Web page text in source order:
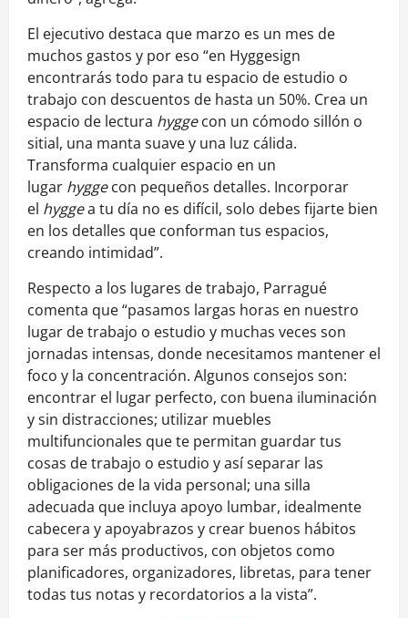
El ejecutivo destaca que marzo es un mes de
muchos gastos y por eso “en Hyggesign
encontrarás todo para tu espacio de estudio o
trabajo con descuentos de hasta un 50%. Crea un
espacio de lectura hyggecon un cómodo sillón o
sitial, una manta suave y una luz cálida.
Transforma cualquier espacio en un
lugar hyggecon pequeños detalles. Incorporar
el hyggea tu día no es difícil, solo debes fijarte bien
en los detalles que conforman tus espacios,
creando intimidad”.
Respecto a los lugares de trabajo, Parragué
comenta que “pasamos largas horas en nuestro
lugar de trabajo o estudio y muchas veces son
jornadas intensas, donde necesitamos mantener el
foco y la concentración. Algunos consejos son:
encontrar el lugar perfecto, con buena iluminación
y sin distracciones; utilizar muebles
multifuncionales que te permitan guardar tus
cosas de trabajo o estudio y así separar las
obligaciones de la vida personal; una silla
adecuada que incluya apoyo lumbar, idealmente
cabecera y apoyabrazos y crear buenos hábitos
para ser más productivos, con objetos como
planificadores, organizadores, libretas, para tener
todas tus notas y recordatorios a la vista”.